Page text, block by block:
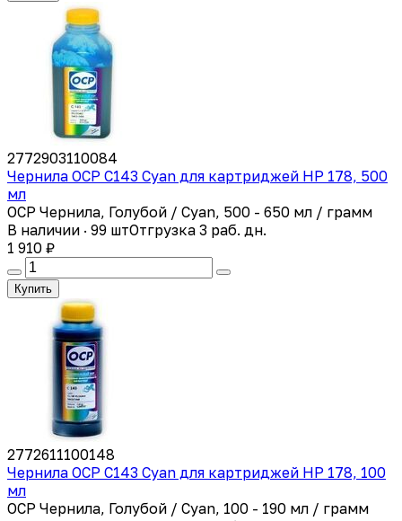
2772903110084
Чернила OCP C143 Cyan для картриджей HP 178, 500
мл
OCP Чернила, Голубой / Cyan, 500 - 650 мл / грамм
В наличии · 99 штОтгрузка 3 раб. дн.
1 910 ₽
Купить
2772611100148
Чернила OCP C143 Cyan для картриджей HP 178, 100
мл
OCP Чернила, Голубой / Cyan, 100 - 190 мл / грамм